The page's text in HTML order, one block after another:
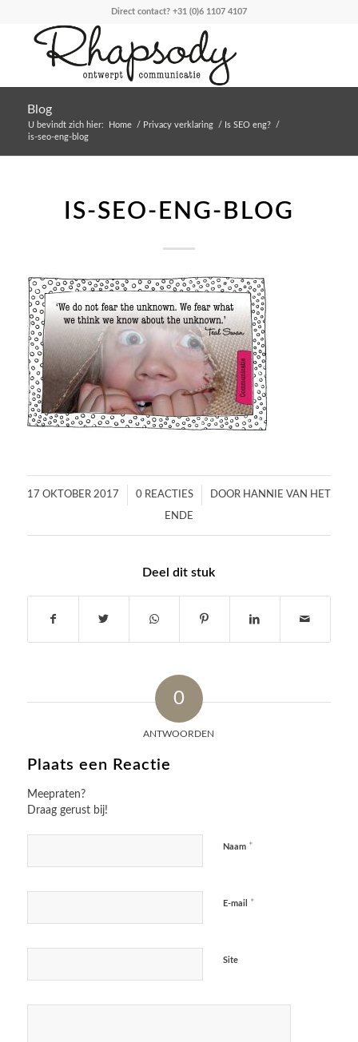
Direct contact? +31 (0)6 1107 4107
Blog
U bevindt zich hier: Home / Privacy verklaring / Is SEO eng?
/
is-seo-eng-blog
IS-SEO-ENG-BLOG
17 OKTOBER 2017
/ 0 REACTIES
/ DOOR HANNIE VAN HET
ENDE
Deel dit stuk
0
ANTWOORDEN
Plaats een Reactie
Meepraten?
Draag gerust bij!
Naam *
E-mail *
Site